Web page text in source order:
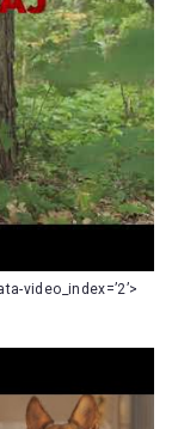
video_index=’2’>